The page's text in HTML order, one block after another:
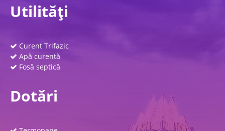
Utilităţi
Curent Trifazic
Apă curentă
Fosă septică
Dotări